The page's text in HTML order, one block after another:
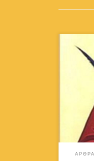
Το
εορτής
ΑΡΘΡΑ